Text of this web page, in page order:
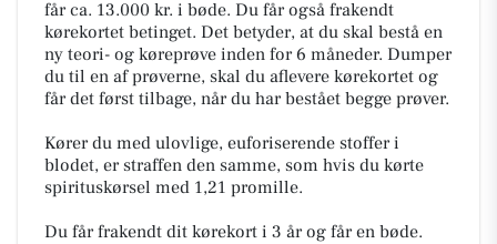
får ca. 13.000 kr. i bøde. Du får også frakendt
kørekortet betinget. Det betyder, at du skal bestå en
ny teori- og køreprøve inden for 6 måneder. Dumper
du til en af prøverne, skal du aflevere kørekortet og
får det først tilbage, når du har bestået begge prøver.
Kører du med ulovlige, euforiserende stoffer i
blodet, er straffen den samme, som hvis du kørte
spirituskørsel med 1,21 promille.
Du får frakendt dit kørekort i 3 år og får en bøde.